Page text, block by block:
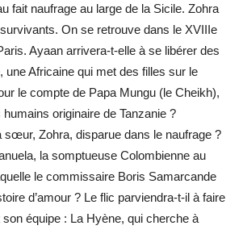
fait naufrage au large de la Sicile. Zohra
On se retrouve dans le XVIIIe
Ayaan arrivera-t-elle à se libérer des
une Africaine qui met des filles sur le
le compte de Papa Mungu (le Cheikh),
humains originaire de Tanzanie ?
sœur, Zohra, disparue dans le naufrage ?
la somptueuse Colombienne au
le commissaire Boris Samarcande
d’amour ? Le flic parviendra-t-il à faire
équipe : La Hyène, qui cherche à